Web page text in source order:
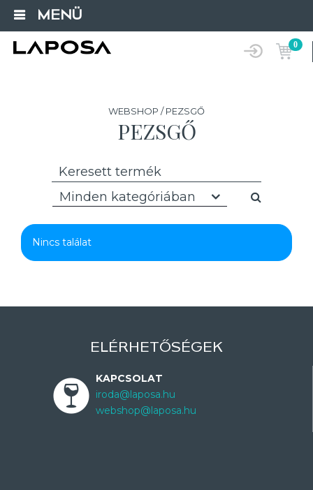
MENÜ
0
WEBSHOP / PEZSGŐ
PEZSGŐ
Minden kategóriában
Nincs találat
ELÉRHETŐSÉGEK
KAPCSOLAT
iroda@laposa.hu
webshop@laposa.hu